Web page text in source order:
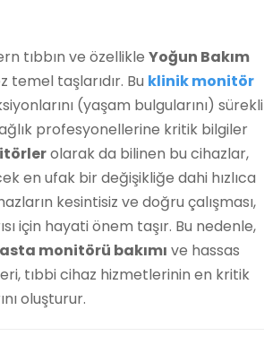
tıbbın ve özellikle Yoğun Bakım
temel taşlarıdır. Bu klinik monitör
(yaşam bulgularını) sürekli
profesyonellerine kritik bilgiler
olarak da bilinen bu cihazlar,
en ufak bir değişikliğe dahi hızlıca
kesintisiz ve doğru çalışması,
için hayati önem taşır. Bu nedenle,
monitörü bakımı ve hassas
tıbbi cihaz hizmetlerinin en kritik
oluşturur.